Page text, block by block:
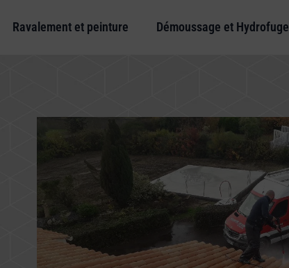
Ravalement et peinture Démoussage et Hydrofuge